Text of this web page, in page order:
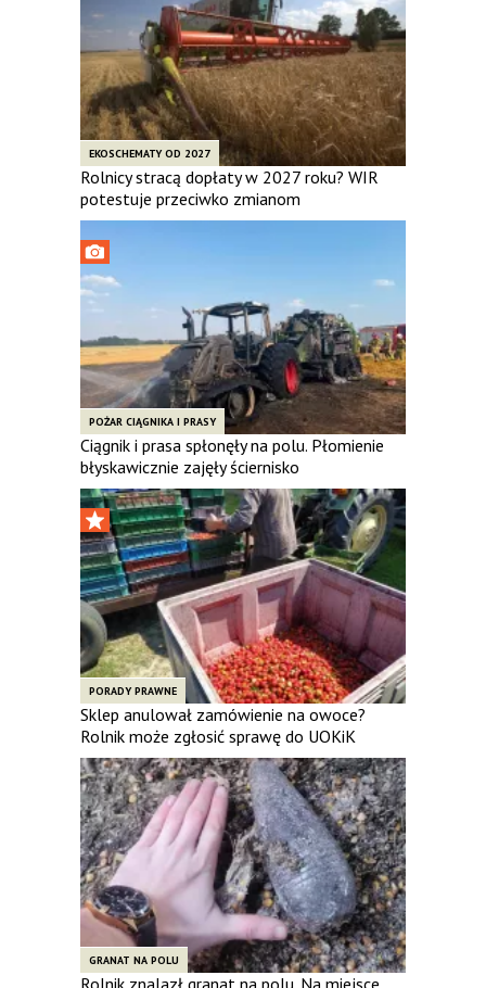
EKOSCHEMATY OD 2027
Rolnicy stracą dopłaty w 2027 roku? WIR
potestuje przeciwko zmianom
POŻAR CIĄGNIKA I PRASY
Ciągnik i prasa spłonęły na polu. Płomienie
błyskawicznie zajęły ściernisko
PORADY PRAWNE
Sklep anulował zamówienie na owoce?
Rolnik może zgłosić sprawę do UOKiK
GRANAT NA POLU
Rolnik znalazł granat na polu. Na miejsce